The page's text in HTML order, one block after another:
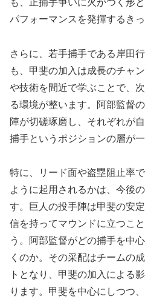
パフォーマンスを発揮するき
さらに、若手捕手である岸田
も、甲斐の加入は成長のチャ
や技術を間近で学ぶことで、
る環境が整います。阿部監督
陣が切磋琢磨し、それぞれが
捕手というポジションの層が
特に、リード面や盗塁阻止率
ように起用されるかは、今後
す。巨人の投手陣は甲斐の安
信を持ってマウンドに立つこ
う。阿部監督がどの捕手を中
くのか。その采配はチームの
トとなり、甲斐の加入による
ります。甲斐を中心にしつつ